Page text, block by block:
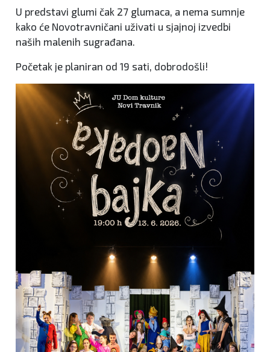
U predstavi glumi čak 27 glumaca, a nema sumnje
kako će Novotravničani uživati u sjajnoj izvedbi
naših malenih sugrađana.
Početak je planiran od 19 sati, dobrodošli!